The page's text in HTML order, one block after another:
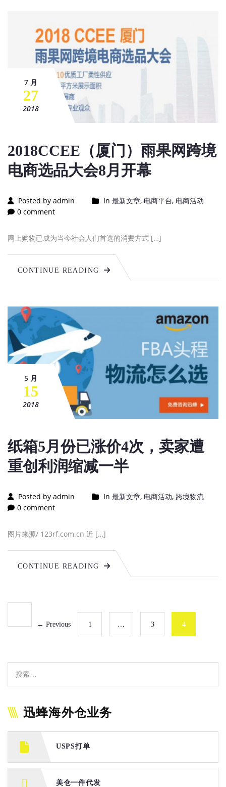
7 月
27
2018
2018CCEE（厦门）雨果网跨境
电商选品大会8月开幕
Posted by admin In 最新文章, 电商平台, 电商活动
0 comment
网上购物已成为当今社会人们首选的消费方式 […]
CONTINUE READING
5 月
15
2018
纸箱5月份已涨价4次，卖家遭
重创利润缩减一半
Posted by admin In 最新文章, 电商活动, 跨境物流
0 comment
图片来源/ 123rf.com.cn 近 […]
CONTINUE READING
← Previous 1 … 3 4
迅蜂海外仓业务
USPS打单
美仓一件代发